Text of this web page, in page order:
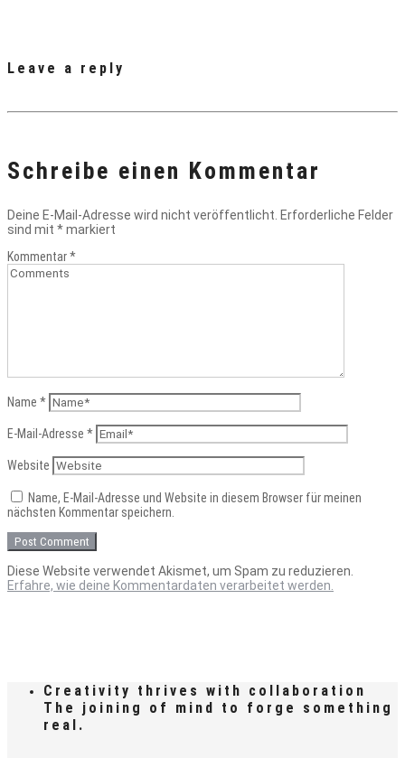
Leave a reply
Schreibe einen Kommentar
Deine E-Mail-Adresse wird nicht veröffentlicht. Erforderliche Felder
sind mit *markiert
Kommentar*
Name *
E-Mail-Adresse *
Website
Name, E-Mail-Adresse und Website in diesem Browser für meinen
nächsten Kommentar speichern.
Diese Website verwendet Akismet, um Spam zu reduzieren.
Erfahre, wie deine Kommentardaten verarbeitet werden.
Creativity thrives with collaboration
The joining of mind to forge something
real.